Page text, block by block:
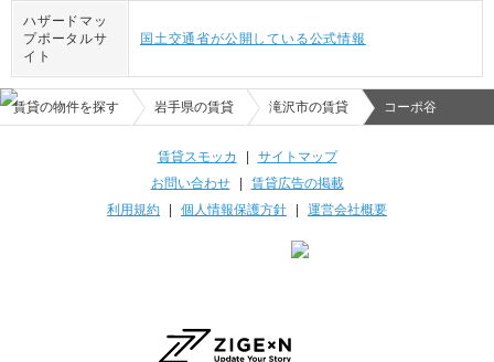
ハザードマッ
プポータルサ
イト
国土交通省が公開している公式情報
賃貸の物件を探す 岩手県の賃貸 滝沢市の賃貸 コーポ谷
賃貸スモッカ | サイトマップ
お問い合わせ| 賃貸広告の掲載
利用規約 | 個人情報保護方針 | 運営会社概要